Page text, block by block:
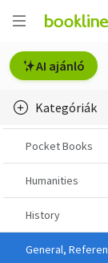
AI ajánló
Kategóriák
e-Könyv, audio
e-könyv-olvasók
English books
Deutsche Bücher
Pocket Books
Humanities
History
General,